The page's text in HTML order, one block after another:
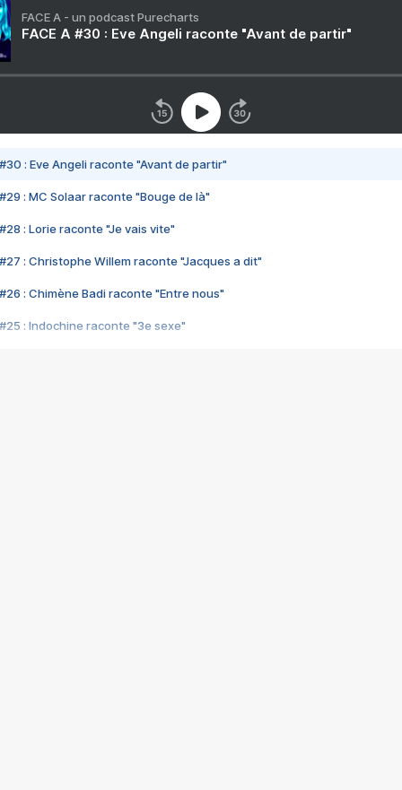
FACE A - un podcast Purecharts
FACE A #30 : Eve Angeli raconte "Avant de partir"
#30 : Eve Angeli raconte "Avant de partir"
#29 : MC Solaar raconte "Bouge de là"
#28 : Lorie raconte "Je vais vite"
#27 : Christophe Willem raconte "Jacques a dit"
#26 : Chimène Badi raconte "Entre nous"
#25 : Indochine raconte "3e sexe"